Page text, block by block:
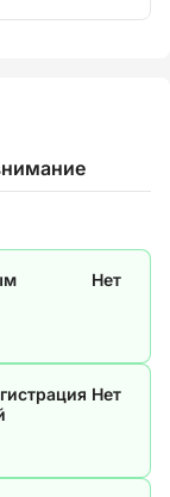
Нет
Нет